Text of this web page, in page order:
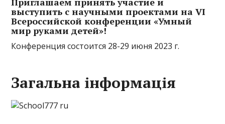
выступить с научными проектами на VI
Всероссийской конференции «Умный
мир руками детей»!
Конференция состоится 28-29 июня 2023 г.
Загальна інформація